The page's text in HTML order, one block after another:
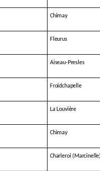
Chimay
Fleurus
Aiseau-Presles
Froidchapelle
La Louvière
Chimay
Charleroi